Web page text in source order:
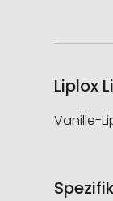
Liplox
Vanille-